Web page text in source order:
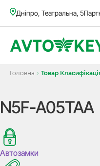
Дніпро, Театральна, 5
Головна Товар
N5F-A05TAA
Автозамки